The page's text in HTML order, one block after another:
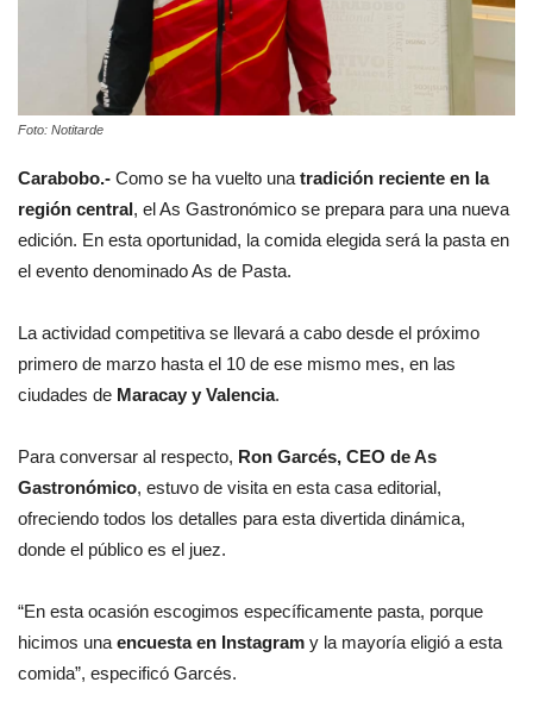
Foto: Notitarde
Carabobo.- Como se ha vuelto una tradición reciente en la
región central, el As Gastronómico se prepara para una nueva
edición. En esta oportunidad, la comida elegida será la pasta en
el evento denominado As de Pasta.
La actividad competitiva se llevará a cabo desde el próximo
primero de marzo hasta el 10 de ese mismo mes, en las
ciudades de Maracay y Valencia.
Para conversar al respecto, Ron Garcés, CEO de As
Gastronómico, estuvo de visita en esta casa editorial,
ofreciendo todos los detalles para esta divertida dinámica,
donde el público es el juez.
“En esta ocasión escogimos específicamente pasta, porque
hicimos una encuesta en Instagram y la mayoría eligió a esta
comida”, especificó Garcés.